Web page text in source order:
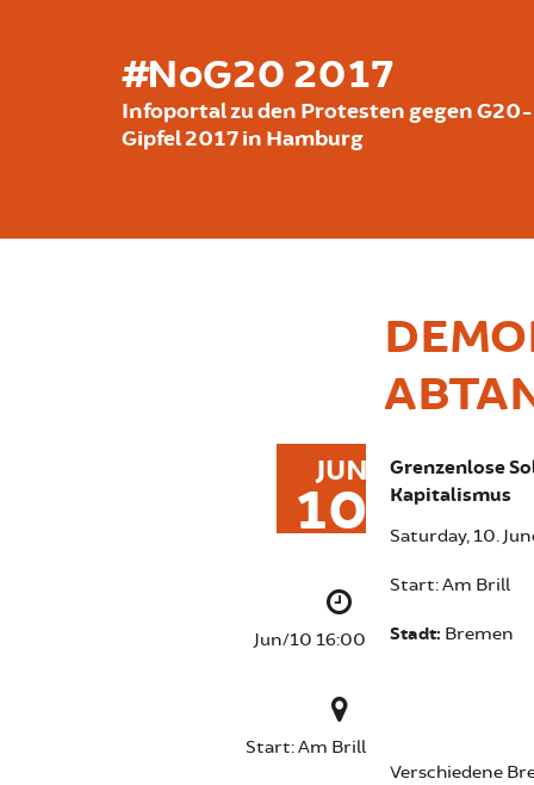
#NoG20 2017
Infoportal zu den Protesten gegen G20-
Gipfel 2017 in Hamburg
JUN
10
Jun/10 16:00
Start: Am Brill
Grenzenlose
Kapitalismus
Saturday, 10.
Start: Am Brill
Stadt: Bremen
Verschiedene